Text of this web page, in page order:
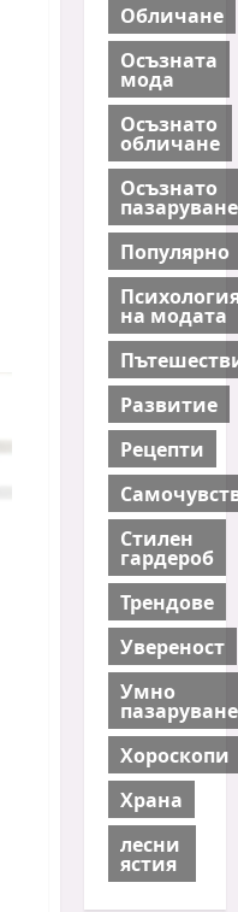
Обличане
Осъзната
мода
Осъзнато
обличане
Осъзнато
пазаруване
Популярно
на модата
Развитие
Рецепти
Стилен
гардероб
Трендове
Увереност
Умно
пазаруване
Хороскопи
Храна
лесни
ястия